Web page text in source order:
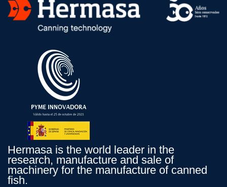
Hermasa is the world leader in the
research, manufacture and sale of
machinery for the manufacture of canned
fish.